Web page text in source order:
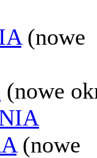
(nowe
(nowe
(nowe